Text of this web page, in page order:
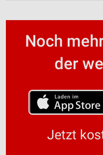
Noch
der
Jetzt